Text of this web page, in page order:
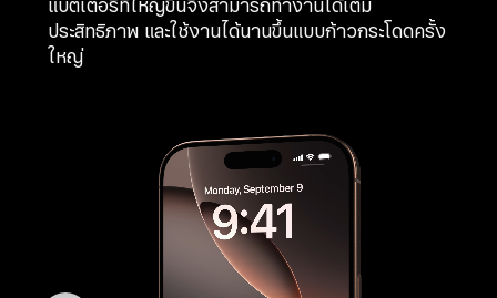
แบตเตอรี่ที่ใหญ่ขึ้นจึงสามารถทำงานได้เต็ม
ประสิทธิภาพ และใช้งานได้นานขึ้นแบบก้าวกระโดดครั้ง
ใหญ่